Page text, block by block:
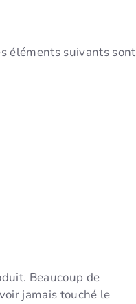
éléments suivants sont
Beaucoup de
jamais touché le